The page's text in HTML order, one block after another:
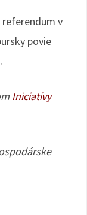
referendum v
povie
Iniciatívy